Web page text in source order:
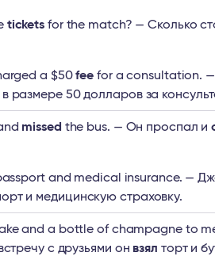
tickets for the match? — Сколько
a $50fee for a consultation. —
размере 50 долларов за
missed the bus. — Он проспал и
and medical insurance. —
и медицинскую страховку.
and a bottle of champagne to
с друзьями он взял торт и